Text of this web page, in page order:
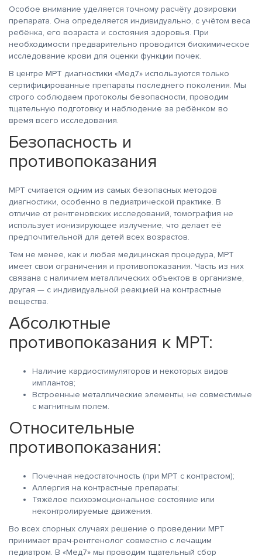
Особое внимание уделяется точному расчёту дозировки
препарата. Она определяется индивидуально, с учётом веса
ребёнка, его возраста и состояния здоровья. При
необходимости предварительно проводится биохимическое
исследование крови для оценки функции почек.
В центре МРТ диагностики «Мед7» используются только
сертифицированные препараты последнего поколения. Мы
строго соблюдаем протоколы безопасности, проводим
тщательную подготовку и наблюдение за ребёнком во
время всего исследования.
Безопасность и
противопоказания
МРТ считается одним из самых безопасных методов
диагностики, особенно в педиатрической практике. В
отличие от рентгеновских исследований, томография не
использует ионизирующее излучение, что делает её
предпочтительной для детей всех возрастов.
Тем не менее, как и любая медицинская процедура, МРТ
имеет свои ограничения и противопоказания. Часть из них
связана с наличием металлических объектов в организме,
другая — с индивидуальной реакцией на контрастные
вещества.
Абсолютные
противопоказания к МРТ:
Наличие кардиостимуляторов и некоторых видов
имплантов;
Встроенные металлические элементы, не совместимые
с магнитным полем.
Относительные
противопоказания:
Почечная недостаточность (при МРТ с контрастом);
Аллергия на контрастные препараты;
Тяжёлое психоэмоциональное состояние или
неконтролируемые движения.
Во всех спорных случаях решение о проведении МРТ
принимает врач-рентгенолог совместно с лечащим
педиатром. В «Мед7» мы проводим тщательный сбор